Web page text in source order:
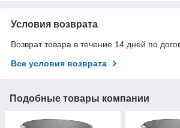
Условия возврата
Возврат товара в течение 14 дней по
Все условия возврата
Подобные товары компании